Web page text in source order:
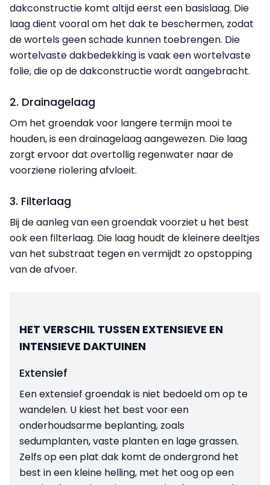
dakconstructie komt altijd eerst een basislaag. Die
laag dient vooral om het dak te beschermen, zodat
de wortels geen schade kunnen toebrengen. Die
wortelvaste dakbedekking is vaak een wortelvaste
folie, die op de dakconstructie wordt aangebracht.
2. Drainagelaag
Om het groendak voor langere termijn mooi te
houden, is een drainagelaag aangewezen. Die laag
zorgt ervoor dat overtollig regenwater naar de
voorziene riolering afvloeit.
3. Filterlaag
Bij de aanleg van een groendak voorziet u het best
ook een filterlaag. Die laag houdt de kleinere deeltjes
van het substraat tegen en vermijdt zo opstopping
van de afvoer.
HET VERSCHIL TUSSEN EXTENSIEVE EN
INTENSIEVE DAKTUINEN
Extensief
Een extensief groendak is niet bedoeld om op te
wandelen. U kiest het best voor een
onderhoudsarme beplanting, zoals
sedumplanten, vaste planten en lage grassen.
Zelfs op een plat dak komt de ondergrond het
best in een kleine helling, met het oog op een